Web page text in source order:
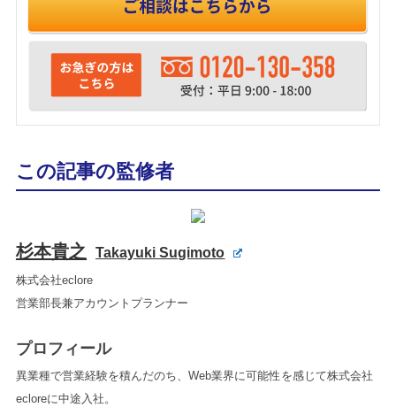
この記事の監修者
杉本貴之 Takayuki Sugimoto
株式会社eclore
営業部長兼アカウントプランナー
プロフィール
異業種で営業経験を積んだのち、Web業界に可能性を感じて株式会社
ecloreに中途入社。